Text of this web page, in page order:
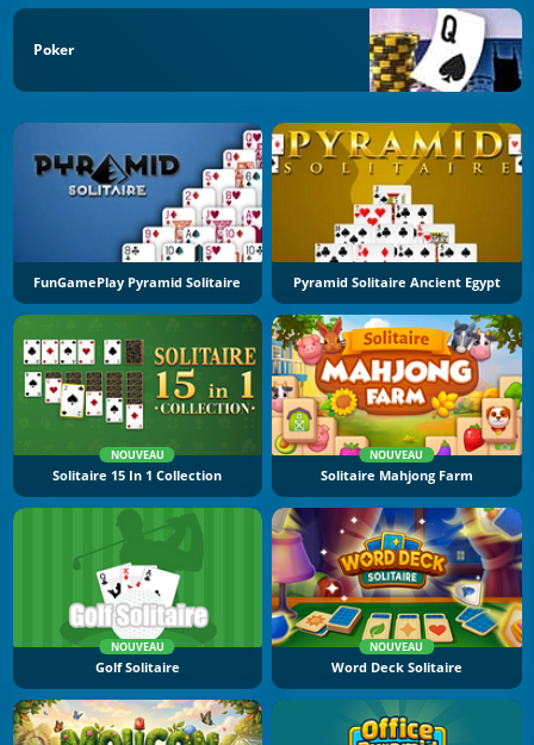
Poker
FunGamePlay Pyramid Solitaire Pyramid Solitaire Ancient Egypt
NOUVEAU
Solitaire 15 In 1 Collection
NOUVEAU
Solitaire Mahjong Farm
NOUVEAU
Golf Solitaire
NOUVEAU
Word Deck Solitaire